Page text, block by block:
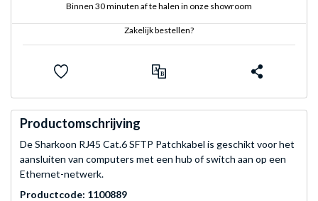
Binnen 30 minuten af te halen in onze showroom
Zakelijk bestellen?
Productomschrijving
De Sharkoon RJ45 Cat.6 SFTP Patchkabel is geschikt voor het
aansluiten van computers met een hub of switch aan op een
Ethernet-netwerk.
Productcode: 1100889